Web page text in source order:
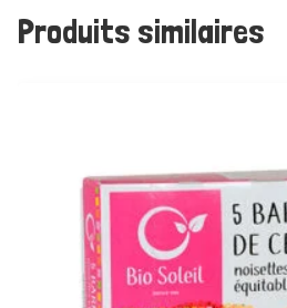
Produits similaires